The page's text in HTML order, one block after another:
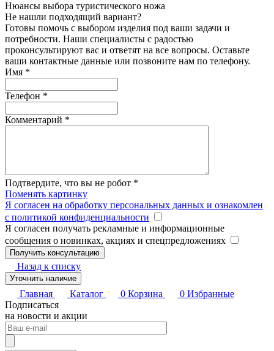
Нюансы выбора туристического ножа
Не нашли подходящий вариант?
Готовы помочь с выбором изделия под ваши задачи и
потребности. Наши специалисты с радостью
проконсультируют вас и ответят на все вопросы. Оставьте
ваши контактные данные или позвоните нам по телефону.
Имя *
Телефон *
Комментарий *
Подтвердите, что вы не робот *
Поменять картинку
Я согласен на обработку персональных данных и ознакомлен
с политикой конфиденциальности
Я согласен получать рекламные и информационные
сообщения о новинках, акциях и спецпредложениях
Назад к списку
Уточнить наличие
Главная Каталог 0 Корзина 0 Избранные
Подписаться
на новости и акции